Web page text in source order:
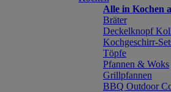
Alle in Kochen
Bräter
Deckelknopf
Kochgeschirr-
Töpfe
Pfannen & Woks
Grillpfannen
BBQ Outdoor